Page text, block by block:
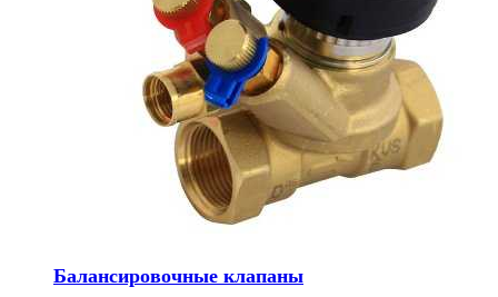
Балансировочные клапаны